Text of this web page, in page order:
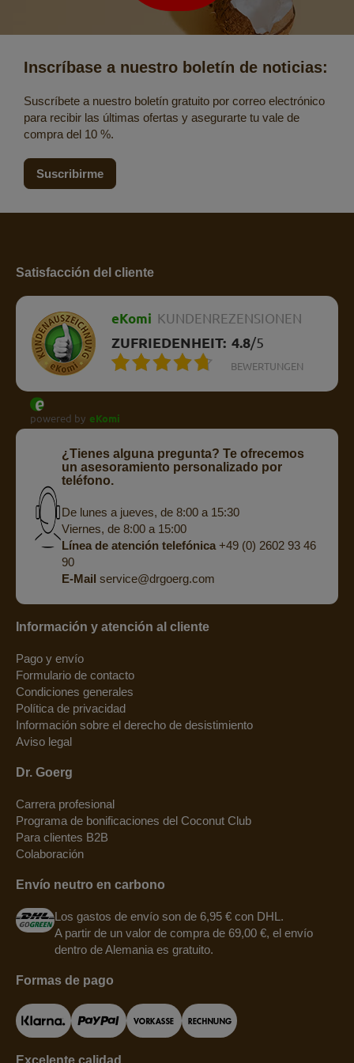
Inscríbase a nuestro boletín de noticias:
Suscríbete a nuestro boletín gratuito por correo electrónico
para recibir las últimas ofertas y asegurarte tu vale de
compra del 10 %.
Suscribirme
Satisfacción del cliente
eKomi KUNDENREZENSIONEN
ZUFRIEDENHEIT: 4.8/5
BEWERTUNGEN
powered by eKomi
¿Tienes alguna pregunta? Te ofrecemos
un asesoramiento personalizado por
teléfono.
De lunes a jueves, de 8:00 a 15:30
Viernes, de 8:00 a 15:00
Línea de atención telefónica+49 (0) 2602 93 46
90
E-Mail service@drgoerg.com
Información y atención al cliente
Pago y envío
Formulario de contacto
Condiciones generales
Política de privacidad
Información sobre el derecho de desistimiento
Aviso legal
Dr. Goerg
Carrera profesional
Programa de bonificaciones del Coconut Club
Para clientes B2B
Colaboración
Envío neutro en carbono
Los gastos de envío son de 6,95 € con DHL.
A partir de un valor de compra de 69,00 €, el envío
dentro de Alemania es gratuito.
Formas de pago